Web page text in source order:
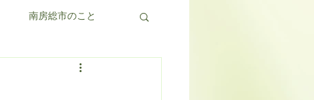
南房総市のこと